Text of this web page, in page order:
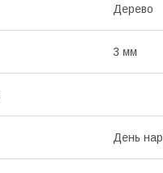
Дерево
3 мм
День